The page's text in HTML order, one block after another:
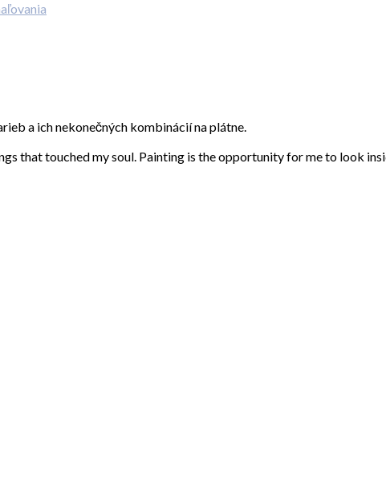
a ich nekonečných kombinácií na plátne.
that touched my soul. Painting is the opportunity for me to look